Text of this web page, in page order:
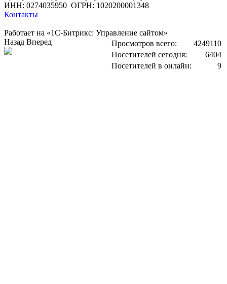
ИНН: 0274035950 ОГРН: 1020200001348
Контакты
Работает на «1С-Битрикс: Управление сайтом»
Просмотров всего:
4249110
Посетителей сегодня:
6404
Посетителей в онлайн:
9
Назад Вперед